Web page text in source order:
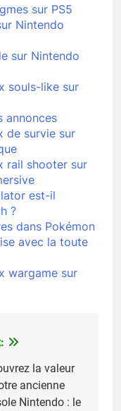
sur PS5
Nintendo
sur Nintendo
souls-like sur
annonces
de survie sur
rail shooter sur
est-il
?
dans Pokémon
avec la toute
wargame sur
la valeur
ancienne
Nintendo : le